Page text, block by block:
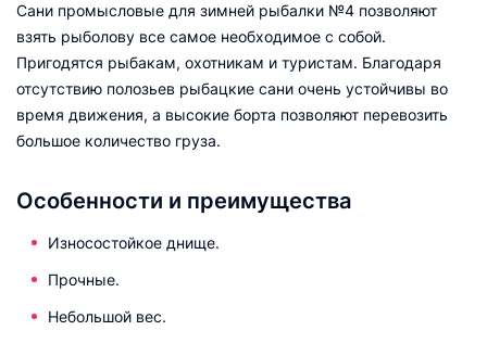
Сани промысловые для зимней рыбалки №4 позволяют
взять рыболову все самое необходимое с собой.
Пригодятся рыбакам, охотникам и туристам. Благодаря
отсутствию полозьев рыбацкие сани очень устойчивы во
время движения, а высокие борта позволяют перевозить
большое количество груза.
Особенности и преимущества
Износостойкое днище.
Прочные.
Небольшой вес.